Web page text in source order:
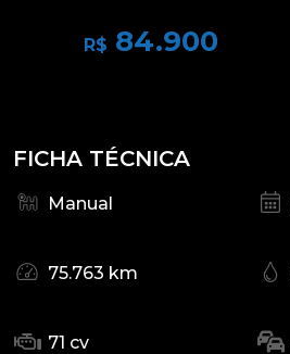
R$ 84.900
FICHA TÉCNICA
Manual
75.763 km
71 cv